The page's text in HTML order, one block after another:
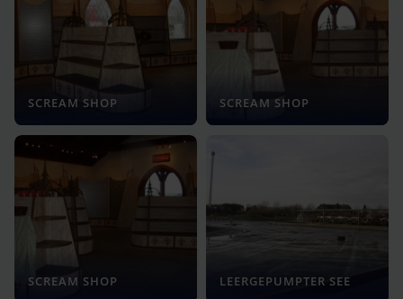
SCREAM SHOP SCREAM SHOP
SCREAM SHOP LEERGEPUMPTER SEE